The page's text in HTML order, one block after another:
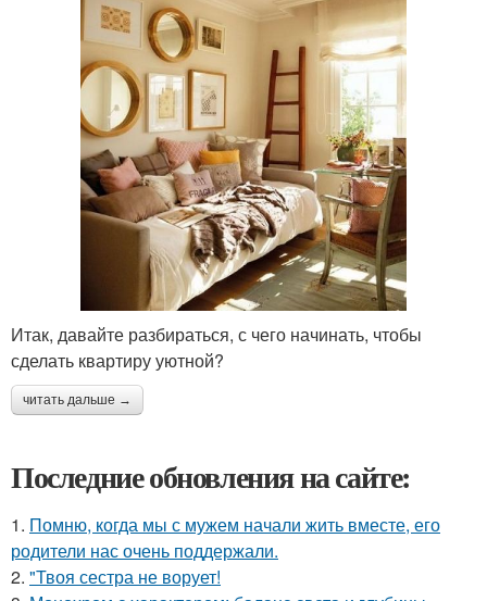
Итак, давайте разбираться, с чего начинать, чтобы
сделать квартиру уютной?
читать дальше →
Последние обновления на сайте:
1. Помню, когда мы с мужем начали жить вместе, его
родители нас очень поддержали.
2. "Твоя сестра не ворует!